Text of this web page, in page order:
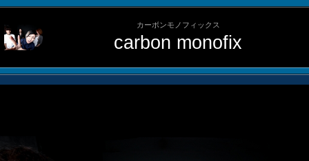
カーボンモノフィックス
carbon monofix